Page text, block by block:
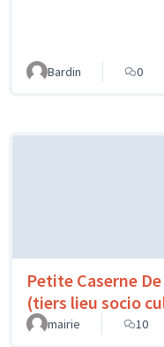
Bardin 0
Petite Caserne
(tiers lieu socio
mairie
10